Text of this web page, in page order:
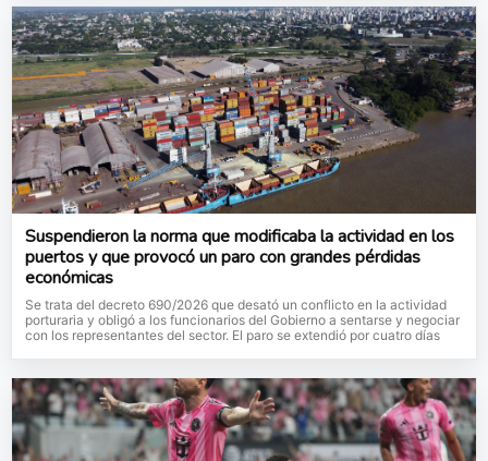
Suspendieron la norma que modificaba la actividad en los
puertos y que provocó un paro con grandes pérdidas
económicas
Se trata del decreto 690/2026 que desató un conflicto en la actividad
porturaria y obligó a los funcionarios del Gobierno a sentarse y negociar
con los representantes del sector. El paro se extendió por cuatro días